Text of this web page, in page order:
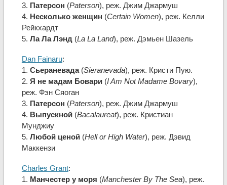
3. Патерсон (Paterson), реж. Джим Джармуш
4. Несколько женщин (Certain Women), реж. Келли
Рейкхардт
5. Ла Ла Лэнд (La La Land), реж. Дэмьен Шазель
Dan Fainaru:
1. Сьераневада(Sieranevada), реж. Кристи Пую.
2. Я не мадам Бовари(I Am Not Madame Bovary),
реж. Фэн Сяоган
3. Патерсон (Paterson), реж. Джим Джармуш
4. Выпускной(Bacalaureat), реж. Кристиан
Мунджиу
5. Любой ценой(Hell or High Water), реж. Дэвид
Маккензи
Charles Grant:
1. Манчестер у моря (Manchester By The Sea), реж.